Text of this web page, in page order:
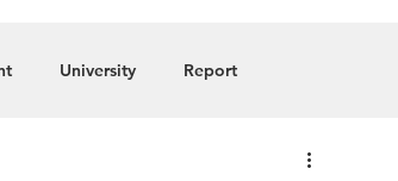
University Report